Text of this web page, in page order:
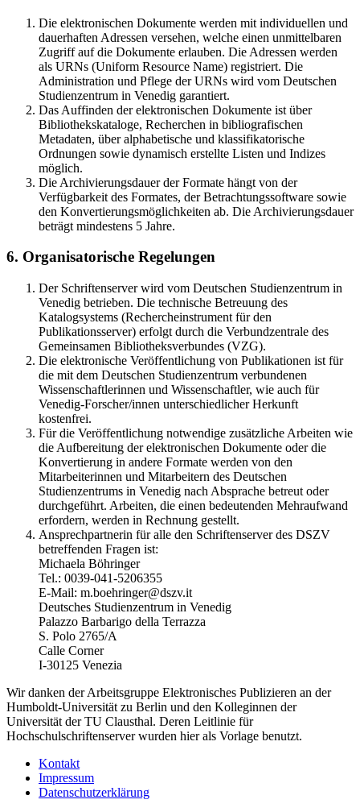
Die elektronischen Dokumente werden mit individuellen und
dauerhaften Adressen versehen, welche einen unmittelbaren
Zugriff auf die Dokumente erlauben. Die Adressen werden
als URNs (Uniform Resource Name) registriert. Die
Administration und Pflege der URNs wird vom Deutschen
Studienzentrum in Venedig garantiert.
Das Auffinden der elektronischen Dokumente ist über
Bibliothekskataloge, Recherchen in bibliografischen
Metadaten, über alphabetische und klassifikatorische
Ordnungen sowie dynamisch erstellte Listen und Indizes
möglich.
Die Archivierungsdauer der Formate hängt von der
Verfügbarkeit des Formates, der Betrachtungssoftware sowie
den Konvertierungsmöglichkeiten ab. Die Archivierungsdauer
beträgt mindestens 5 Jahre.
6. Organisatorische Regelungen
Der Schriftenserver wird vom Deutschen Studienzentrum in
Venedig betrieben. Die technische Betreuung des
Katalogsystems (Rechercheinstrument für den
Publikationsserver) erfolgt durch die Verbundzentrale des
Gemeinsamen Bibliotheksverbundes (VZG).
Die elektronische Veröffentlichung von Publikationen ist für
die mit dem Deutschen Studienzentrum verbundenen
Wissenschaftlerinnen und Wissenschaftler, wie auch für
Venedig-Forscher/innen unterschiedlicher Herkunft
kostenfrei.
Für die Veröffentlichung notwendige zusätzliche Arbeiten wie
die Aufbereitung der elektronischen Dokumente oder die
Konvertierung in andere Formate werden von den
Mitarbeiterinnen und Mitarbeitern des Deutschen
Studienzentrums in Venedig nach Absprache betreut oder
durchgeführt. Arbeiten, die einen bedeutenden Mehraufwand
erfordern, werden in Rechnung gestellt.
Ansprechpartnerin für alle den Schriftenserver des DSZV
betreffenden Fragen ist:
Michaela Böhringer
Tel.: 0039-041-5206355
E-Mail: m.boehringer@dszv.it
Deutsches Studienzentrum in Venedig
Palazzo Barbarigo della Terrazza
S. Polo 2765/A
Calle Corner
I-30125 Venezia
Wir danken der Arbeitsgruppe Elektronisches Publizieren an der
Humboldt-Universität zu Berlin und den Kolleginnen der
Universität der TU Clausthal. Deren Leitlinie für
Hochschulschriftenserver wurden hier als Vorlage benutzt.
Kontakt
Impressum
Datenschutzerklärung